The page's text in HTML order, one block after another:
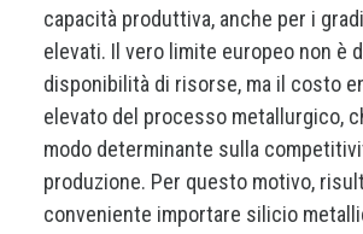
capacità produttiva, anche per i
elevati. Il vero limite europeo non è
disponibilità di risorse, ma il costo
elevato del processo metallurgico,
modo determinante sulla
produzione. Per questo motivo,
conveniente importare silicio